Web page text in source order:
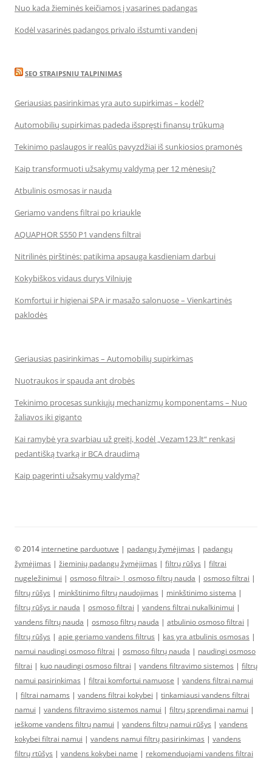
Nuo kada žieminės keičiamos į vasarines padangas
Kodėl vasarinės padangos privalo išstumti vandenį
SEO STRAIPSNIU TALPINIMAS
Geriausias pasirinkimas yra auto supirkimas – kodėl?
Automobilių supirkimas padeda išspręsti finansų trūkumą
Tekinimo paslaugos ir realūs pavyzdžiai iš sunkiosios pramonės
Kaip transformuoti užsakymų valdymą per 12 mėnesių?
Atbulinis osmosas ir nauda
Geriamo vandens filtrai po kriaukle
AQUAPHOR S550 P1 vandens filtrai
Nitrilinės pirštinės: patikima apsauga kasdieniam darbui
Kokybiškos vidaus durys Vilniuje
Komfortui ir higienai SPA ir masažo salonuose – Vienkartinės
paklodės
Geriausias pasirinkimas – Automobilių supirkimas
Nuotraukos ir spauda ant drobės
Tekinimo procesas sunkiųjų mechanizmų komponentams – Nuo
žaliavos iki giganto
Kai ramybė yra svarbiau už greitį, kodėl „Vezam123.lt“ renkasi
pedantišką tvarką ir BCA draudimą
Kaip pagerinti užsakymų valdymą?
© 2014 internetine parduotuve | padangų žymėjimas | padangų
žymėjimas | žieminių padangų žymėjimas | filtrų rūšys | filtrai
nugeležinimui | osmoso filtrai> | osmoso filtrų nauda | osmoso filtrai |
filtrų rūšys | minkštinimo filtrų naudojimas | minkštinimo sistema |
filtrų rūšys ir nauda | osmoso filtrai | vandens filtrai nukalkinimui |
vandens filtrų nauda | osmoso filtrų nauda | atbulinio osmoso filtrai |
filtrų rūšys | apie geriamo vandens filtrus | kas yra atbulinis osmosas |
namui naudingi osmoso filtrai | osmoso filtrų nauda | naudingi osmoso
filtrai | kuo naudingi osmoso filtrai | vandens filtravimo sistemos | filtrų
namui pasirinkimas | filtrai komfortui namuose | vandens filtrai namui
| filtrai namams | vandens filtrai kokybei | tinkamiausi vandens filtrai
namui | vandens filtravimo sistemos namui | filtrų sprendimai namui |
ieškome vandens filtrų namui | vandens filtrų namui rūšys | vandens
kokybei filtrai namui | vandens namui filtrų pasirinkimas | vandens
filtrų rtūšys | vandens kokybei name | rekomenduojami vandens filtrai